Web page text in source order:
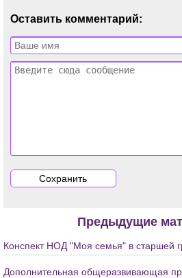
Оставить комментарий:
Предыдущие
Конспект НОД "Моя семья" в старшей
Дополнительная общеразвивающая